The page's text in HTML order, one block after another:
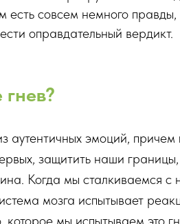
есть совсем немного
оправдательный вердикт.
аутентичных эмоций,
защитить наши
Когда мы сталкиваемся с
мозга испытывает
которое мы испытываем это